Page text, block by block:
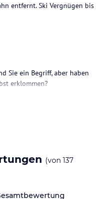
entfernt. Ski Vergnügen bis
Sie ein Begriff, aber haben
erklommen?
Ob Sie lieber an den
bieten die Kitzbühler
(von 137